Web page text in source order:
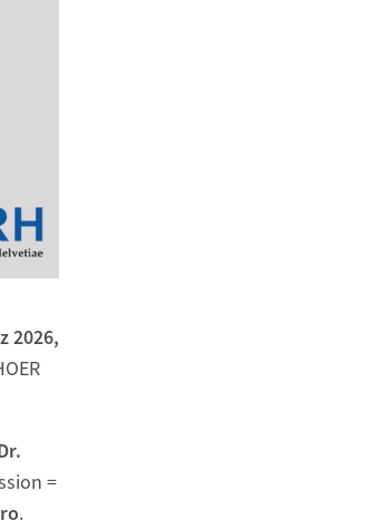
2026,
=
.